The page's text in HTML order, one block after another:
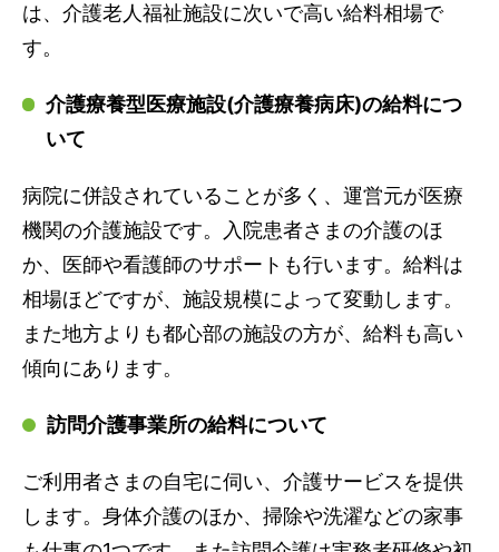
は、介護老人福祉施設に次いで高い給料相場で
す。
介護療養型医療施設(介護療養病床)の給料につ
いて
病院に併設されていることが多く、運営元が医療
機関の介護施設です。入院患者さまの介護のほ
か、医師や看護師のサポートも行います。給料は
相場ほどですが、施設規模によって変動します。
また地方よりも都心部の施設の方が、給料も高い
傾向にあります。
訪問介護事業所の給料について
ご利用者さまの自宅に伺い、介護サービスを提供
します。身体介護のほか、掃除や洗濯などの家事